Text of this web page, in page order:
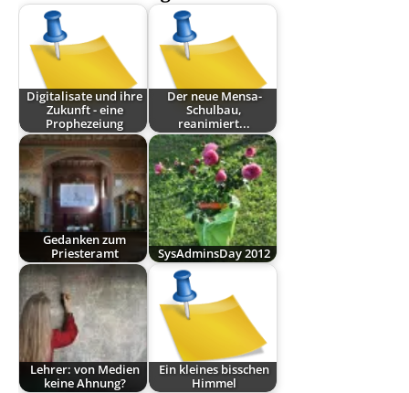
Digitalisate und ihre
Zukunft - eine
Prophezeiung
Der neue Mensa-
Schulbau,
reanimiert...
Gedanken zum
Priesteramt
SysAdminsDay 2012
Lehrer: von Medien
keine Ahnung?
Ein kleines bisschen
Himmel